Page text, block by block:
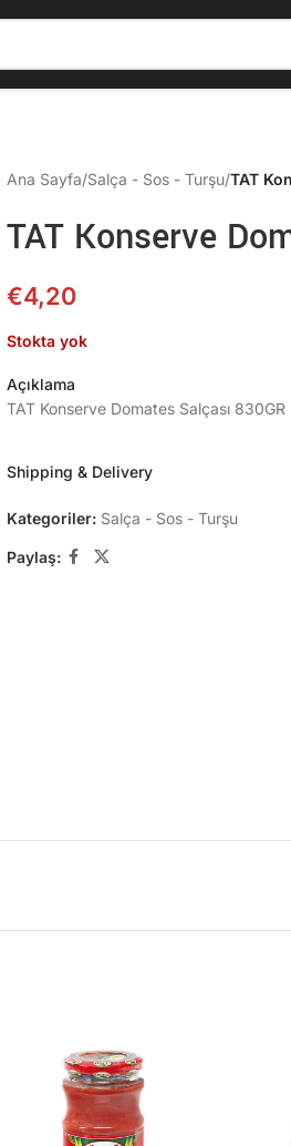
Ana Sayfa/Salça - Sos - Turşu/TAT
TAT Konserve
€4,20
Stokta yok
Açıklama
TAT Konserve Domates Salçası 830GR
Shipping & Delivery
Kategoriler: Salça - Sos - Turşu
Paylaş: